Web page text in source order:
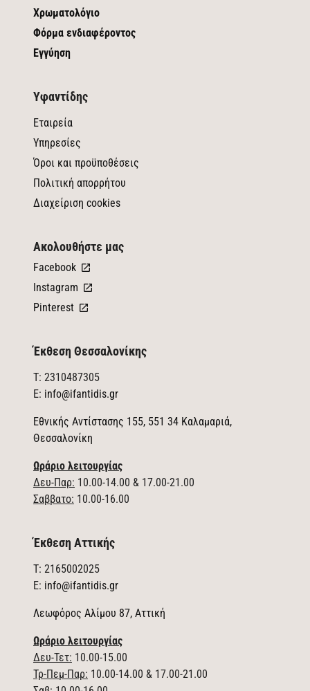
Χρωματολόγιο
Φόρμα ενδιαφέροντος
Εγγύηση
Υφαντίδης
Εταιρεία
Υπηρεσίες
Όροι και προϋποθέσεις
Πολιτική απορρήτου
Διαχείριση cookies
Ακολουθήστε μας
Facebook
Instagram
Pinterest
Έκθεση Θεσσαλονίκης
T: 2310487305
E: info@ifantidis.gr
Εθνικής Αντίστασης 155, 551 34 Καλαμαριά,
Θεσσαλονίκη
Ωράριο λειτουργίας
Δευ-Παρ: 10.00-14.00 & 17.00-21.00
Σαββατο: 10.00-16.00
Έκθεση Αττικής
T: 2165002025
E: info@ifantidis.gr
Λεωφόρος Αλίμου 87, Αττική
Ωράριο λειτουργίας
Δευ-Τετ: 10.00-15.00
Τρ-Πεμ-Παρ: 10.00-14.00 & 17.00-21.00